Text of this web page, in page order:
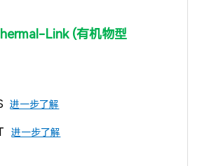
Link (有机物型
进一步了解
进一步了解